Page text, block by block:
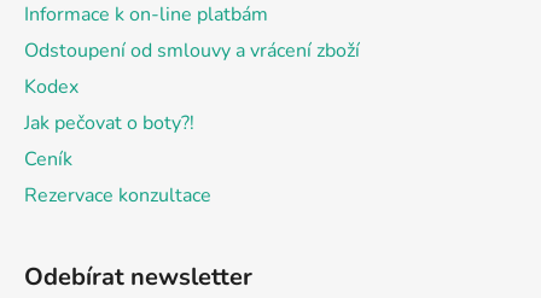
Informace k on-line platbám
Odstoupení od smlouvy a vrácení zboží
Kodex
Jak pečovat o boty?!
Ceník
Rezervace konzultace
Odebírat newsletter